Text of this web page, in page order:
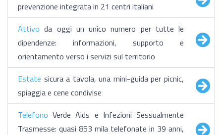
prevenzione integrata in 21 centri italiani
Attivo da oggi un unico numero per tutte le
dipendenze: informazioni, supporto e
orientamento verso i servizi sul territorio
Estate sicura a tavola, una mini-guida per picnic,
spiaggia e cene condivise
Telefono Verde Aids e Infezioni Sessualmente
Trasmesse: quasi 853 mila telefonate in 39 anni,